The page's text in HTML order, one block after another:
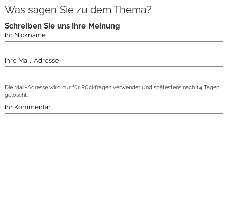
Was sagen Sie zu dem Thema?
Schreiben Sie uns Ihre Meinung
Ihr Nickname
Ihre Mail-Adresse
Die Mail-Adresse wird nur für Rückfragen verwendet und spätestens nach 14 Tagen
gelöscht.
Ihr Kommentar